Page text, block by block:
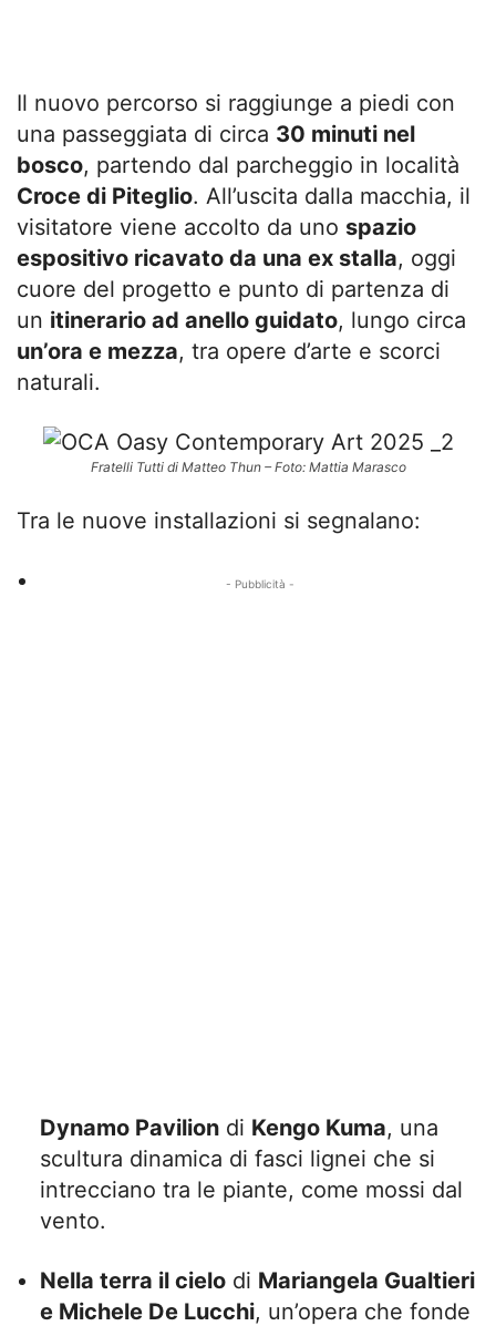
Il nuovo percorso si raggiunge a piedi con
una passeggiata di circa 30 minuti nel
bosco, partendo dal parcheggio in località
Croce di Piteglio. All’uscita dalla macchia, il
visitatore viene accolto da uno spazio
espositivo ricavato da una ex stalla, oggi
cuore del progetto e punto di partenza di
un itinerario ad anello guidato, lungo circa
un’ora e mezza, tra opere d’arte e scorci
naturali.
Fratelli Tutti di Matteo Thun – Foto: Mattia Marasco
Tra le nuove installazioni si segnalano:
- Pubblicità -
Dynamo Pavilion di Kengo Kuma, una
scultura dinamica di fasci lignei che si
intrecciano tra le piante, come mossi dal
vento.
Nella terra il cielo di Mariangela Gualtieri
e Michele De Lucchi, un’opera che fonde